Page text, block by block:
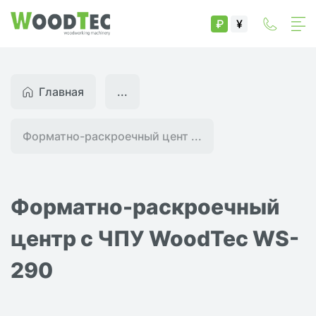
₽ ¥
Главная
Форматно-раскроечный цент ...
...
Форматно-раскроечный
центр с ЧПУ WoodTec WS-
290